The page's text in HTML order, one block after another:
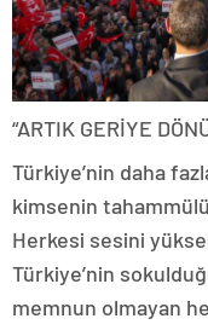
“ARTIK GERİYE
Türkiye’nin daha
kimsenin
Herkesi sesini
Türkiye’nin
memnun olmayan